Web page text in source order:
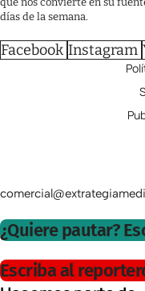
días de la semana.
Facebook Instagram
¿Quiere pautar?
Escriba al